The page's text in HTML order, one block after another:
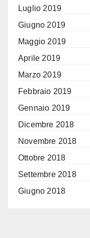
Luglio 2019
Giugno 2019
Maggio 2019
Aprile 2019
Marzo 2019
Febbraio 2019
Gennaio 2019
Dicembre 2018
Novembre 2018
Ottobre 2018
Settembre 2018
Giugno 2018